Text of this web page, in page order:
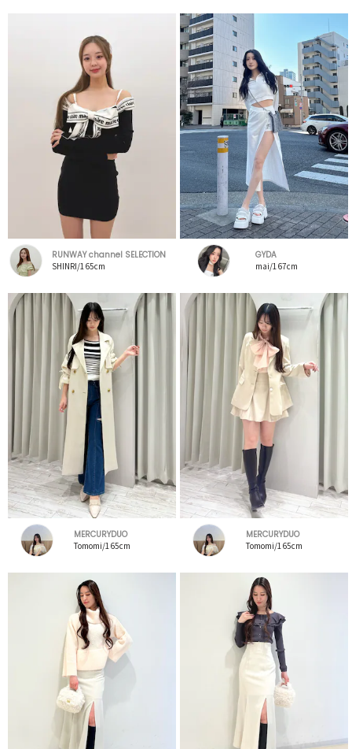
RUNWAY channel SELECTION
SHINRI/165cm
GYDA
mai/167cm
MERCURYDUO
Tomomi/165cm
MERCURYDUO
Tomomi/165cm